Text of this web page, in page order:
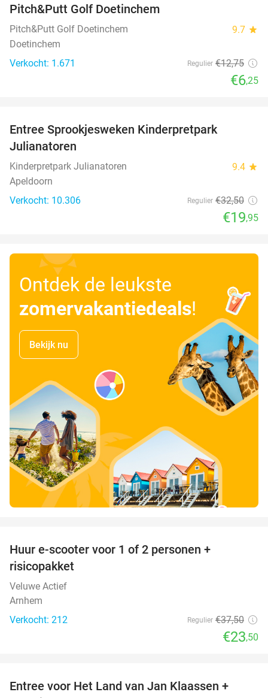
Pitch&Putt Golf Doetinchem
Pitch&Putt Golf Doetinchem 9.7 star
Doetinchem
Verkocht: 1.671
Regulier €12,75
€6,25
Entree Sprookjesweken Kinderpretpark
Julianatoren
Kinderpretpark Julianatoren 9.4 star
Apeldoorn
Verkocht: 10.306
Regulier €32,50
€19,95
Ontdek de leukste
zomervakantiedeals!
Bekijk nu
Huur e-scooter voor 1 of 2 personen +
risicopakket
Veluwe Actief
Arnhem
Verkocht: 212
Regulier €37,50
€23,50
Entree voor Het Land van Jan Klaassen +